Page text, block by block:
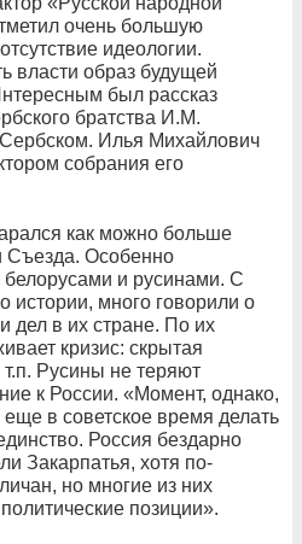
очень большую
идеологии.
власти образ будущей
был рассказ
братства И.М.
Илья Михайлович
собрания его
как можно больше
Съезда. Особенно
и русинами. С
истории, много говорили о
дел в их стране. По их
кризис: скрытая
т.п. Русины не теряют
к России. «Момент, однако,
в советское время делать
Россия бездарно
Закарпатья, хотя по-
но многие из них
позиции».